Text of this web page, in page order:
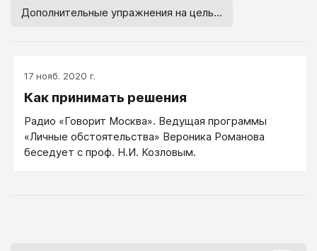
Дополнительные упражнения на цель...
17 нояб. 2020 г.
Как принимать решения
Радио «Говорит Москва». Ведущая программы
«Личные обстоятельства» Вероника Романова
беседует с проф. Н.И. Козловым.